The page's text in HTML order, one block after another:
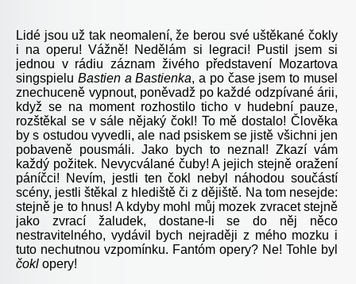
Lidé jsou už tak neomalení, že berou své uštěkané čokly
i na operu! Vážně! Nedělám si legraci! Pustil jsem si
jednou v rádiu záznam živého představení Mozartova
singspielu Bastien a Bastienka, a po čase jsem to musel
znechuceně vypnout, poněvadž po každé odzpívané árii,
když se na moment rozhostilo ticho v hudební pauze,
rozštěkal se v sále nějaký čokl! To mě dostalo! Člověka
by s ostudou vyvedli, ale nad psiskem se jistě všichni jen
pobaveně pousmáli. Jako bych to neznal! Zkazí vám
každý požitek. Nevycválané čuby! A jejich stejně oražení
páníčci! Nevím, jestli ten čokl nebyl náhodou součástí
scény, jestli štěkal z hlediště či z dějiště. Na tom nesejde:
stejně je to hnus! A kdyby mohl můj mozek zvracet stejně
jako zvrací žaludek, dostane-li se do něj něco
nestravitelného, vydávil bych nejraději z mého mozku i
tuto nechutnou vzpomínku. Fantóm opery? Ne! Tohle byl
čokl opery!